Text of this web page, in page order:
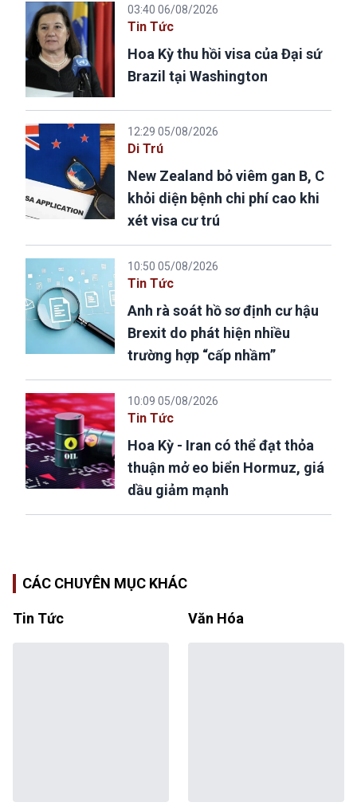
03:40 06/08/2026
Tin Tức
Hoa Kỳ thu hồi visa của Đại sứ
Brazil tại Washington
12:29 05/08/2026
Di Trú
New Zealand bỏ viêm gan B, C
khỏi diện bệnh chi phí cao khi
xét visa cư trú
10:50 05/08/2026
Tin Tức
Anh rà soát hồ sơ định cư hậu
Brexit do phát hiện nhiều
trường hợp “cấp nhầm”
10:09 05/08/2026
Tin Tức
Hoa Kỳ - Iran có thể đạt thỏa
thuận mở eo biển Hormuz, giá
dầu giảm mạnh
CÁC CHUYÊN MỤC KHÁC
Tin Tức Văn Hóa